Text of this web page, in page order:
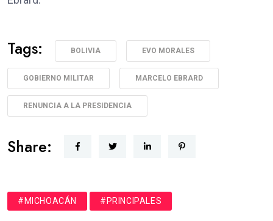
Tags: BOLIVIA EVO MORALES
GOBIERNO MILITAR MARCELO EBRARD
RENUNCIA A LA PRESIDENCIA
Share:
#MICHOACÁN #PRINCIPALES